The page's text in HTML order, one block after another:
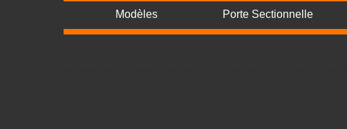
Modèles Porte Sectionnelle